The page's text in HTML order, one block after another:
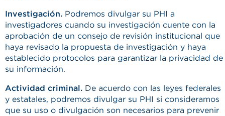
Investigación. Podremos divulgar su PHI a
investigadores cuando su investigación cuente con la
aprobación de un consejo de revisión institucional que
haya revisado la propuesta de investigación y haya
establecido protocolos para garantizar la privacidad de
su información.
Actividad criminal. De acuerdo con las leyes federales
y estatales, podremos divulgar su PHI si consideramos
que su uso o divulgación son necesarios para prevenir